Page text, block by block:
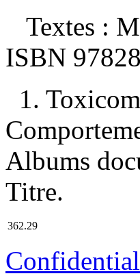
Textes :
ISBN
1.
Albums
Titre.
362.29